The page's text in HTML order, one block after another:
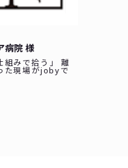
病院 様
組みで拾う」 離
た現場がjobyで